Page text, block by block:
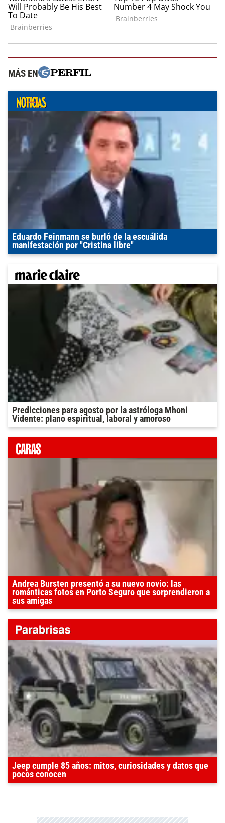
MÁS EN
Eduardo Feinmann se burló de la escuálida
manifestación por "Cristina libre"
Predicciones para agosto por la astróloga Mhoni
Vidente: plano espiritual, laboral y amoroso
Andrea Bursten presentó a su nuevo novio: las
románticas fotos en Porto Seguro que sorprendieron a
sus amigas
Jeep cumple 85 años: mitos, curiosidades y datos que
pocos conocen